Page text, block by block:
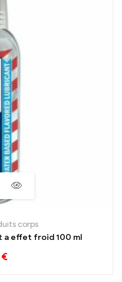
corps
a effet froid 100 ml
€